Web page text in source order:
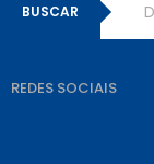
BUSCAR
REDES SOCIAIS